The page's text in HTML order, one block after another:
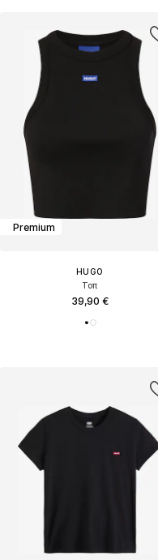
Premium
HUGO
Τοπ
39,90 €